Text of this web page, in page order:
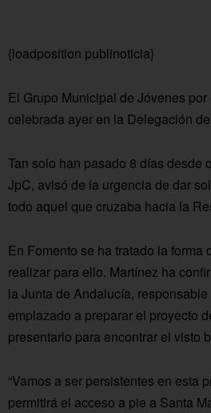
{loadposition publinoticia}
El Grupo Municipal de Jóvenes
celebrada ayer en la Delegación
Tan solo han pasado 8 días desde
JpC, avisó de la urgencia de dar
todo aquel que cruzaba hacia la
En Fomento se ha tratado la
realizar para ello. Martínez ha
la Junta de Andalucía,
emplazado a preparar el proyecto
presentarlo para encontrar el visto
“Vamos a ser persistentes en esta
permitirá el acceso a pie a Santa